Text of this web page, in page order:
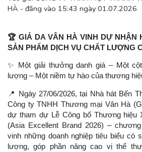
HÀ - đăng vào 15:43 ngày 01.07.2026
🏆 GIẢ DA VÂN HÀ VINH DỰ NHẬN
SẢN PHẨM DỊCH VỤ CHẤT LƯỢNG
✨
Một giải thưởng danh giá – Một
lượng – Một niềm tự hào của thương
📍
Ngày 27/06/2026, tại Nhà hát Bến
Công ty TNHH Thương mại Vân Hà
dự tham dự Lễ Công bố Thương hiệu
(Asia Excellent Brand 2026) –
vinh những doanh nghiệp tiêu biểu có
lượng, góp phần nâng cao vị thế